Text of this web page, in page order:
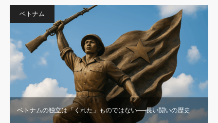
ベトナム
ベトナムの独立は「くれた」ものではない──長い闘いの歴史